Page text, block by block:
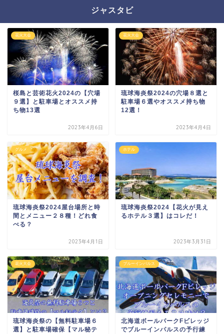
ジャスタビ
花火大会
桜島と芸術花火2024の【穴場
９選】と駐車場とオススメ持
ち物13選
2023年4月6日
花火大会
琉球海炎祭2024の穴場８選と
駐車場６選やオススメ持ち物
12選！
2023年4月4日
グルメ
琉球海炎祭2024屋台場所と時
間とメニュー２８種！どれ食
べる？
2023年4月1日
ホテル
琉球海炎祭2024【花火が見え
るホテル３選】はコレだ！
2023年3月31日
花火大会
琉球海炎祭の【無料駐車場６
選】と駐車場確保【マル秘テ
ブルーインパルス
北海道ボールパークFビレッジ
でブルーインパルスの予行練